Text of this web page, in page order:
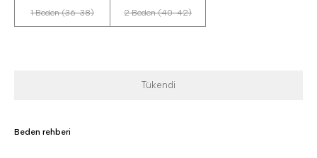
1 Beden (36-38) 2 Beden (40-42)
Tükendi
Beden rehberi